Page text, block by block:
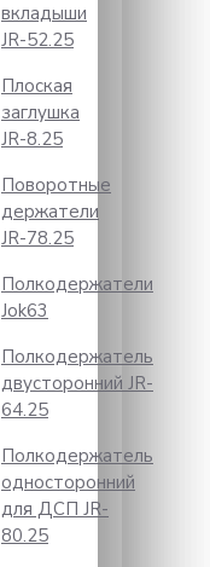
вкладыши
JR-52.25
Плоская
заглушка
JR-8.25
Поворотные
держатели
JR-78.25
Полкодержатели
Jok63
Полкодержатель
двусторонний JR-
64.25
Полкодержатель
односторонний
для ДСП JR-
80.25